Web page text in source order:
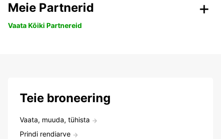
Meie Partnerid
Vaata Kõiki Partnereid
Teie broneering
Vaata, muuda, tühista
Prindi rendiarve